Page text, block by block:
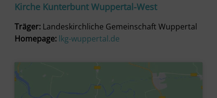
Kirche Kunterbunt Wuppertal-West
Träger: Landeskirchliche Gemeinschaft Wuppertal
Homepage: lkg-wuppertal.de